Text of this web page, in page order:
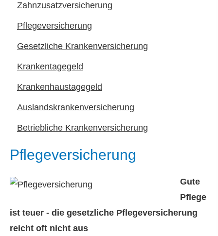
Zahn­zu­satz­ver­si­che­rung
Pflege­ver­si­che­rung
Gesetzliche Kranken­ver­si­che­rung
Krankentagegeld
Krankenhaustagegeld
Auslandskrankenversicherung
Betriebliche Kranken­ver­si­che­rung
Pflege­ver­si­che­rung
Gute
Pflege
ist teuer - die gesetzliche Pflege­ver­si­che­rung
reicht oft nicht aus